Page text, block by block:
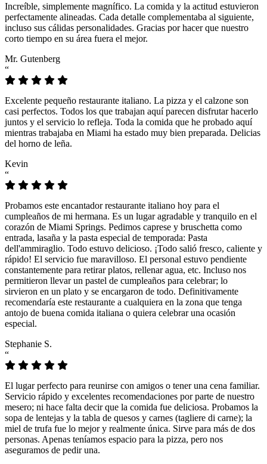
Increíble, simplemente magnífico. La comida y la actitud estuvieron
perfectamente alineadas. Cada detalle complementaba al siguiente,
incluso sus cálidas personalidades. Gracias por hacer que nuestro
corto tiempo en su área fuera el mejor.
Mr. Gutenberg
“
Excelente pequeño restaurante italiano. La pizza y el calzone son
casi perfectos. Todos los que trabajan aquí parecen disfrutar hacerlo
juntos y el servicio lo refleja. Toda la comida que he probado aquí
mientras trabajaba en Miami ha estado muy bien preparada. Delicias
del horno de leña.
Kevin
“
Probamos este encantador restaurante italiano hoy para el
cumpleaños de mi hermana. Es un lugar agradable y tranquilo en el
corazón de Miami Springs. Pedimos caprese y bruschetta como
entrada, lasaña y la pasta especial de temporada: Pasta
dell'ammiraglio. Todo estuvo delicioso. ¡Todo salió fresco, caliente y
rápido! El servicio fue maravilloso. El personal estuvo pendiente
constantemente para retirar platos, rellenar agua, etc. Incluso nos
permitieron llevar un pastel de cumpleaños para celebrar; lo
sirvieron en un plato y se encargaron de todo. Definitivamente
recomendaría este restaurante a cualquiera en la zona que tenga
antojo de buena comida italiana o quiera celebrar una ocasión
especial.
Stephanie S.
“
El lugar perfecto para reunirse con amigos o tener una cena familiar.
Servicio rápido y excelentes recomendaciones por parte de nuestro
mesero; ni hace falta decir que la comida fue deliciosa. Probamos la
sopa de lentejas y la tabla de quesos y carnes (tagliere di carne); la
miel de trufa fue lo mejor y realmente única. Sirve para más de dos
personas. Apenas teníamos espacio para la pizza, pero nos
aseguramos de pedir una.